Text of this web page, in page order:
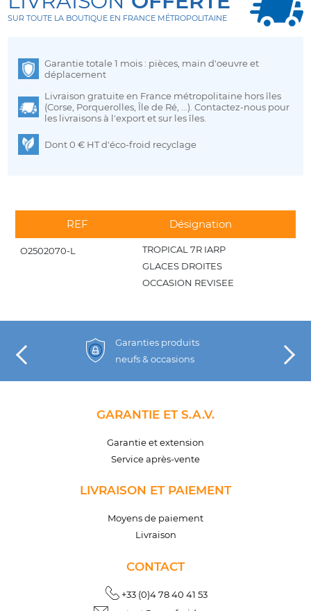
SUR TOUTE LA BOUTIQUE EN FRANCE MÉTROPOLITAINE
Garantie totale 1 mois : pièces, main d'oeuvre et
déplacement
Livraison gratuite en France métropolitaine hors îles
(Corse, Porquerolles, Île de Ré, ...). Contactez-nous pour
les livraisons à l'export et sur les îles.
Dont 0 € HT d'éco-froid recyclage
REF Désignation
O2502070-L
TROPICAL 7R IARP
GLACES DROITES
OCCASION REVISEE
Garanties produits
neufs & occasions
GARANTIE ET S.A.V.
Garantie et extension
Service après-vente
LIVRAISON ET PAIEMENT
Moyens de paiement
Livraison
CONTACT
+33 (0)4 78 40 41 53